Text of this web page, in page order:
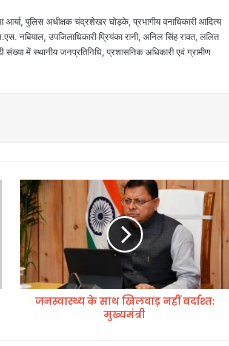
पुलिस अधीक्षक चंद्रशेखर घोड़के, प्रभागीय वनाधिकारी आदित्य
नबियाल, उपजिलाधिकारी प्रियंका रानी, अनिल सिंह रावत, ललित
संख्या में स्थानीय जनप्रतिनिधि, प्रशासनिक अधिकारी एवं ग्रामीण
ज
न
स्वा
स्थ्य
के
सा
थ
खि
ल
हीं
जनस्वास्थ्य के साथ खिलवाड़ नहीं बर्दाश्त:
मुख्यमंत्री